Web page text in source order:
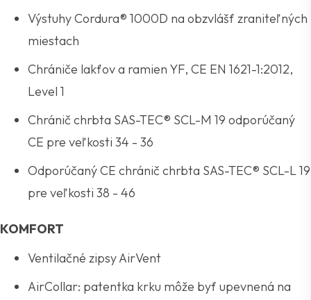
Výstuhy Cordura® 1000D na obzvlášť zraniteľných
miestach
Chrániče lakťov a ramien YF, CE EN 1621-1:2012,
Level 1
Chránič chrbta SAS-TEC® SCL-M 19 odporúčaný
CE pre veľkosti 34 - 36
Odporúčaný CE chránič chrbta SAS-TEC® SCL-L 19
pre veľkosti 38 - 46
KOMFORT
Ventilačné zipsy AirVent
AirCollar: patentka krku môže byť upevnená na